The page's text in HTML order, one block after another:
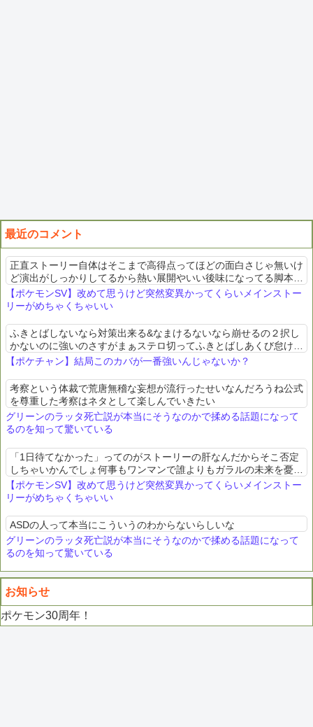
最近のコメント
正直ストーリー自体はそこまで高得点ってほどの面白さじゃ無いけ
ど演出がしっかりしてるから熱い展開やいい後味になってる脚本家
は普通だけど監督に恵まれた映画みたいな感じ
【ポケモンSV】改めて思うけど突然変異かってくらいメインストー
リーがめちゃくちゃいい
ふきとばしないなら対策出来る&なまけるないなら崩せるの２択し
かないのに強いのさすがまぁステロ切ってふきとばしあくび怠ける
とかも居るけど
【ポケチャン】結局このカバが一番強いんじゃないか？
考察という体裁で荒唐無稽な妄想が流行ったせいなんだろうね公式
を尊重した考察はネタとして楽しんでいきたい
グリーンのラッタ死亡説が本当にそうなのかで揉める話題になって
るのを知って驚いている
「1日待てなかった」ってのがストーリーの肝なんだからそこ否定
しちゃいかんでしょ何事もワンマンで誰よりもガラルの未来を憂て
いた人が狂ってしまう話なんだから
【ポケモンSV】改めて思うけど突然変異かってくらいメインストー
リーがめちゃくちゃいい
ASDの人って本当にこういうのわからないらしいな
グリーンのラッタ死亡説が本当にそうなのかで揉める話題になって
るのを知って驚いている
お知らせ
ポケモン30周年！